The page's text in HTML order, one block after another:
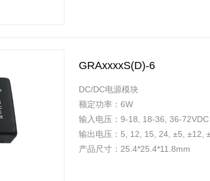
GRAxxxxS(D)-6
DC/DC电源模块
额定功率：6W
输入电压：9-18, 18-36, 36-72VDC
输出电压：5, 12, 15, 24, ±5, ±12,
产品尺寸：25.4*25.4*11.8mm